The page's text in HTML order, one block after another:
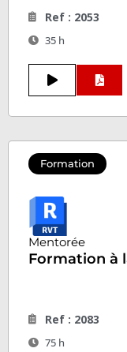
Ref : 2053
35 h
Formation
Mentorée
Formation à
Ref : 2083
75 h